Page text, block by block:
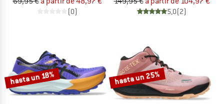
(0) 5,0(2)
hasta un 18% hasta un 25%